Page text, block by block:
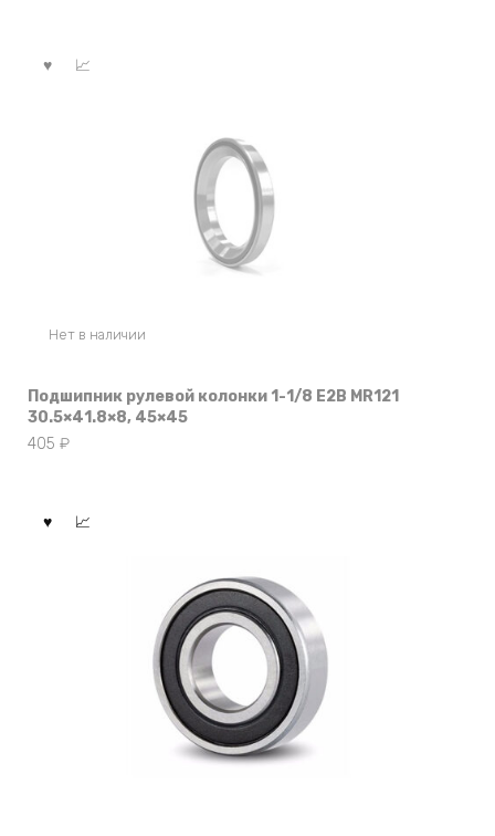
Нет в наличии
Подшипник рулевой колонки 1-1/8 E2B MR121
30.5×41.8×8, 45×45
405 ₽